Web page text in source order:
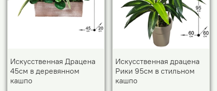
Искусственная Драцена
45см в деревянном
кашпо
Искусственная драцена
Рики 95см в стильном
кашпо